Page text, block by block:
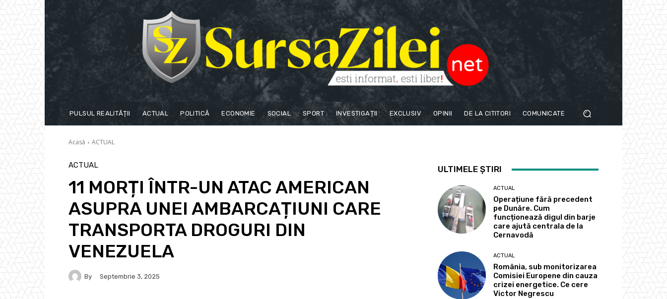
PULSUL REALITĂȚII ACTUAL POLITICĂ ECONOMIE SOCIAL SPORT INVESTIGAȚII EXCLUSIV OPINII DE LA CITITORI COMUNICATE
Acasă ACTUAL
ACTUAL
11 MORȚI ÎNTR-UN ATAC AMERICAN
ASUPRA UNEI AMBARCAȚIUNI CARE
TRANSPORTA DROGURI DIN
VENEZUELA
By Septembrie 3, 2025
ULTIMELE ȘTIRI
ACTUAL
Operațiune fără precedent
pe Dunăre. Cum
funcționează digul din barje
care ajută centrala de la
Cernavodă
ACTUAL
România, sub monitorizarea
Comisiei Europene din cauza
crizei energetice. Ce cere
Victor Negrescu